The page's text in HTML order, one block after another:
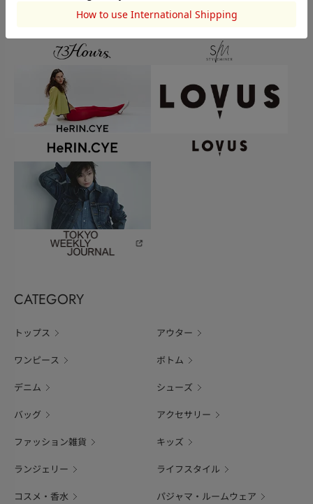
CATEGORY
トップス アウター
ワンピース ボトム
デニム シューズ
バッグ アクセサリー
ファッション雑貨 キッズ
ランジェリー ライフスタイル
コスメ・香水 パジャマ・ルームウェア